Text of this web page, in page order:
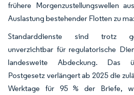
frühere Morgenzustellungswellen
Auslastung bestehender Flotten zu
Standarddienste sind trotz
unverzichtbar für regulatorische
landesweite Abdeckung. Das
Postgesetz verlängert ab 2025 die
Werktage für 95 % der Briefe,